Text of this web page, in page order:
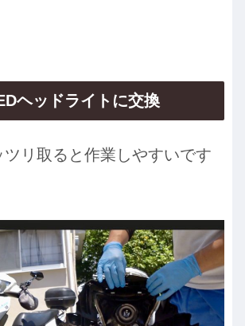
ヘッドライトに交換
ツリ取ると作業しやすいです